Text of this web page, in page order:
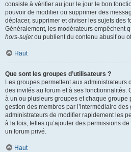
consiste à vérifier au jour le jour le bon
pouvoir de modifier ou supprimer des
déplacer, supprimer et diviser les sujets des
Généralement, les modérateurs empêchent
hors-sujetou publient du contenu abusif ou
Haut
Que sont les groupes d’utilisateurs ?
Les groupes permettent aux administrateurs
des invités au forum et à ses fonctionnalités.
à un ou plusieurs groupes et chaque groupe
gestion des membres par l’intermédiaire
administrateurs de modifier rapidement les
à la fois, telles qu’ajouter des permissions
un forum privé.
Haut